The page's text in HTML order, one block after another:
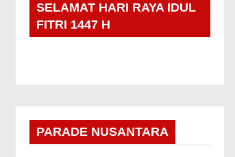
SELAMAT HARI RAYA IDUL
FITRI 1447 H
PARADE NUSANTARA